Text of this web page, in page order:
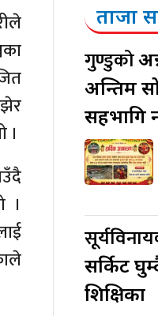
।
।
ताजा
गुण्डुको
अन्तिम
सहभागि
सर्किट
शिक्षिका